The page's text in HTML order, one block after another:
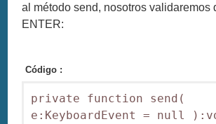
al método send, nosotros validaremos
ENTER:
Código :
private function send(
e:KeyboardEvent = null